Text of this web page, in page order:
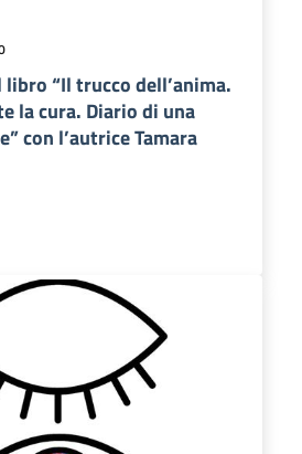
“Il trucco dell’anima.
la cura. Diario di una
con l’autrice Tamara